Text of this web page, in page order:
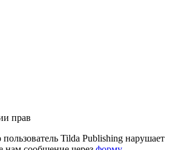
прав
Tilda Publishing нарушает